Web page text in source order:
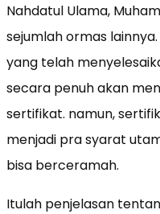
Nahdatul Ulama,
sejumlah ormas
yang telah
secara penuh akan
sertifikat. namun,
menjadi pra syarat
bisa berceramah.
Itulah penjelasan